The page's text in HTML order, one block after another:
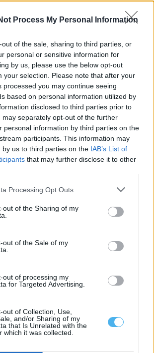
Process My Personal Information
out of the sale, sharing to third parties, or
personal or sensitive information for
by us, please use the below opt-out
your selection. Please note that after your
processed you may continue seeing
based on personal information utilized by
disclosed to third parties prior to
may separately opt-out of the further
personal information by third parties on the
participants. This information may
by us to third parties on the IAB’s List of
that may further disclose it to other
Processing Opt Outs
out of the Sharing of my
out of the Sale of my
out of processing my
for Targeted Advertising.
out of Collection, Use,
and/or Sharing of my
that Is Unrelated with the
which it was collected.
dos Barros vai ser repavimentada e
abriu um concurso público, com um
de 340 mil euros para preparar futuro
concurso público, com um preço base de 340